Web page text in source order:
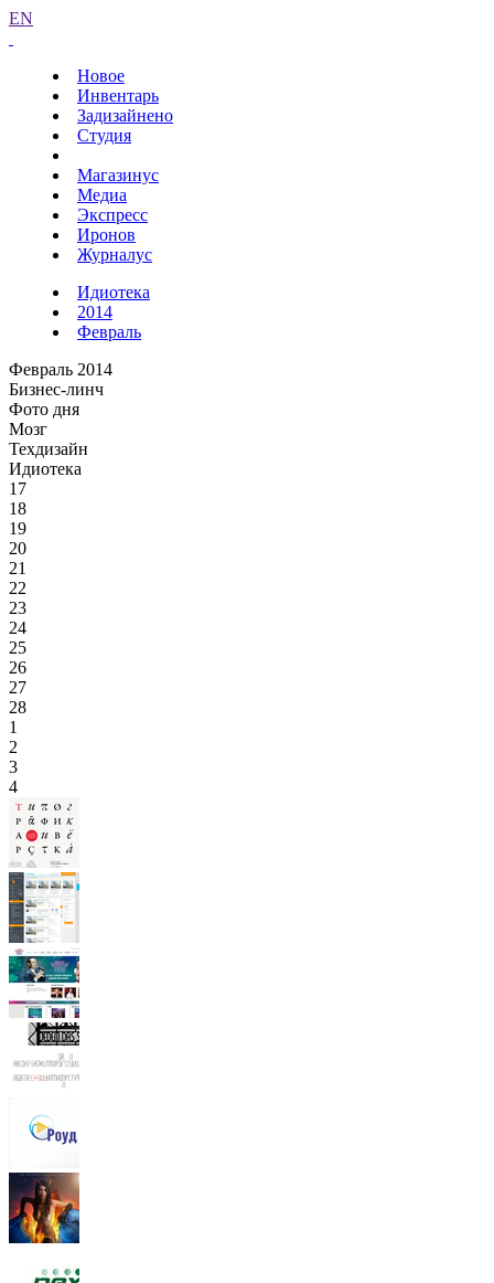
EN
Новое
Инвентарь
Задизайнено
Студия
Магазинус
Медиа
Экспресс
Иронов
Журналус
Идиотека
2014
Февраль
Февраль 2014
Бизнес-линч
Фото дня
Мозг
Техдизайн
Идиотека
17
18
19
20
21
22
23
24
25
26
27
28
1
2
3
4